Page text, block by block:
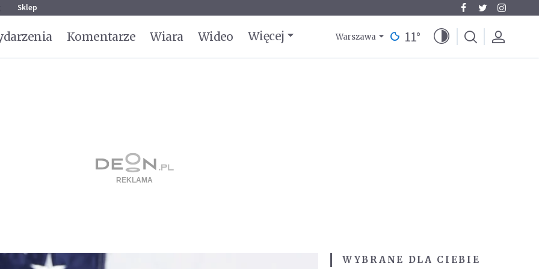
Sklep
Komentarze Wiara Wideo Więcej Warszawa 11°
WYBRANE DLA CIEBIE